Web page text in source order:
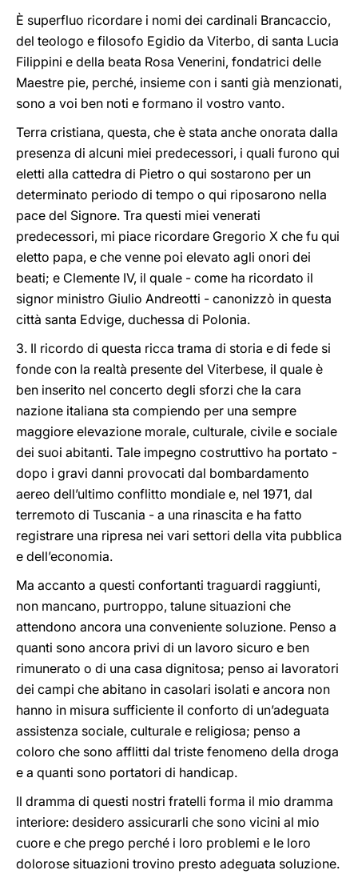
È superfluo ricordare i nomi dei cardinali Brancaccio,
del teologo e filosofo Egidio da Viterbo, di santa Lucia
Filippini e della beata Rosa Venerini, fondatrici delle
Maestre pie, perché, insieme con i santi già menzionati,
sono a voi ben noti e formano il vostro vanto.
Terra cristiana, questa, che è stata anche onorata dalla
presenza di alcuni miei predecessori, i quali furono qui
eletti alla cattedra di Pietro o qui sostarono per un
determinato periodo di tempo o qui riposarono nella
pace del Signore. Tra questi miei venerati
predecessori, mi piace ricordare Gregorio X che fu qui
eletto papa, e che venne poi elevato agli onori dei
beati; e Clemente IV, il quale - come ha ricordato il
signor ministro Giulio Andreotti - canonizzò in questa
città santa Edvige, duchessa di Polonia.
3. Il ricordo di questa ricca trama di storia e di fede si
fonde con la realtà presente del Viterbese, il quale è
ben inserito nel concerto degli sforzi che la cara
nazione italiana sta compiendo per una sempre
maggiore elevazione morale, culturale, civile e sociale
dei suoi abitanti. Tale impegno costruttivo ha portato -
dopo i gravi danni provocati dal bombardamento
aereo dell’ultimo conflitto mondiale e, nel 1971, dal
terremoto di Tuscania - a una rinascita e ha fatto
registrare una ripresa nei vari settori della vita pubblica
e dell’economia.
Ma accanto a questi confortanti traguardi raggiunti,
non mancano, purtroppo, talune situazioni che
attendono ancora una conveniente soluzione. Penso a
quanti sono ancora privi di un lavoro sicuro e ben
rimunerato o di una casa dignitosa; penso ai lavoratori
dei campi che abitano in casolari isolati e ancora non
hanno in misura sufficiente il conforto di un’adeguata
assistenza sociale, culturale e religiosa; penso a
coloro che sono afflitti dal triste fenomeno della droga
e a quanti sono portatori di handicap.
Il dramma di questi nostri fratelli forma il mio dramma
interiore: desidero assicurarli che sono vicini al mio
cuore e che prego perché i loro problemi e le loro
dolorose situazioni trovino presto adeguata soluzione.